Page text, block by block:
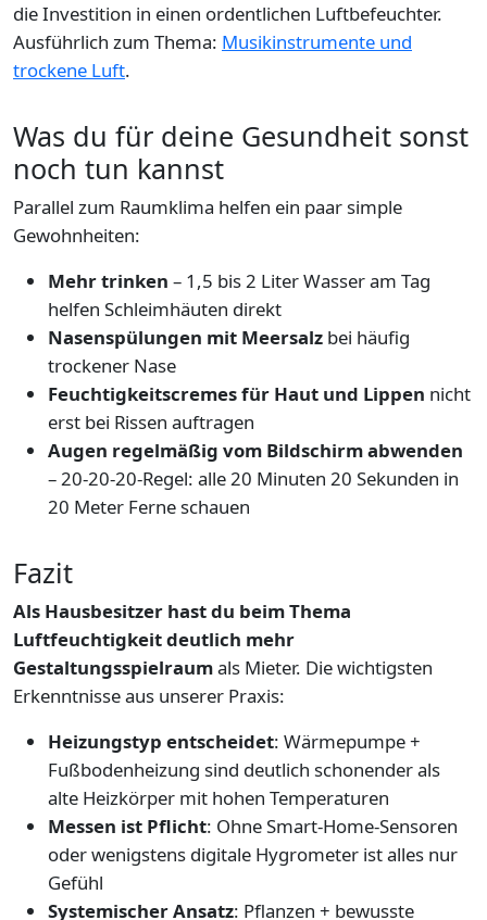
die Investition in einen ordentlichen Luftbefeuchter.
Ausführlich zum Thema: Musikinstrumente und
trockene Luft.
Was du für deine Gesundheit sonst
noch tun kannst
Parallel zum Raumklima helfen ein paar simple
Gewohnheiten:
Mehr trinken – 1,5 bis 2 Liter Wasser am Tag
helfen Schleimhäuten direkt
Nasenspülungen mit Meersalz bei häufig
trockener Nase
Feuchtigkeitscremes für Haut und Lippen nicht
erst bei Rissen auftragen
Augen regelmäßig vom Bildschirm abwenden
– 20-20-20-Regel: alle 20 Minuten 20 Sekunden in
20 Meter Ferne schauen
Fazit
Als Hausbesitzer hast du beim Thema
Luftfeuchtigkeit deutlich mehr
Gestaltungsspielraumals Mieter. Die wichtigsten
Erkenntnisse aus unserer Praxis:
Heizungstyp entscheidet: Wärmepumpe +
Fußbodenheizung sind deutlich schonender als
alte Heizkörper mit hohen Temperaturen
Messen ist Pflicht: Ohne Smart-Home-Sensoren
oder wenigstens digitale Hygrometer ist alles nur
Gefühl
Systemischer Ansatz: Pflanzen + bewusste